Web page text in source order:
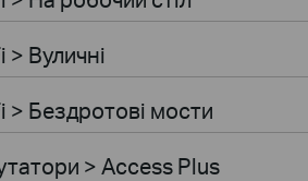
Вуличні
Бездротові мости
> Access Plus